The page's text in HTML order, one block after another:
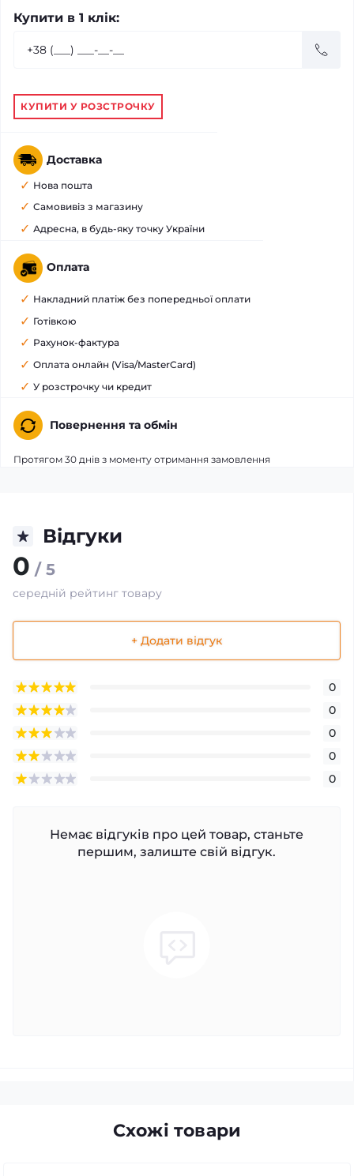
Купити в 1 клік:
КУПИТИ У РОЗСТРОЧКУ
Доставка
Нова пошта
Самовивіз з магазину
Адресна, в будь-яку точку України
Оплата
Накладний платіж без попередньої оплати
Готівкою
Рахунок-фактура
Оплата онлайн (Visa/MasterCard)
У розстрочку чи кредит
Повернення та обмін
Протягом 30 днів з моменту отримання замовлення
Відгуки
0 / 5
середній рейтинг товару
+ Додати відгук
0
0
0
0
0
Немає відгуків про цей товар, станьте
першим, залиште свій відгук.
Схожі товари